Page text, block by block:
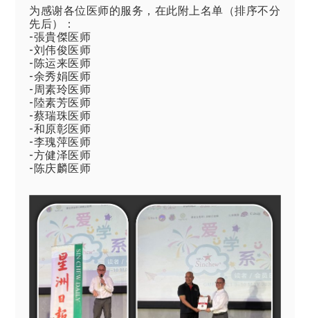
为感谢各位医师的服务，在此附上名单（排序不分
先后）：
-張貴傑医师
-刘伟俊医师
-陈运来医师
-余秀娟医师
-周素玲医师
-陸素芳医师
-蔡瑞珠医师
-和原彰医师
-李瑰萍医师
-方健泽医师
-陈庆麟医师